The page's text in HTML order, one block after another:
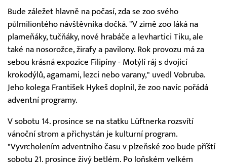
Bude záležet hlavně na počasí, zda se zoo svého
půlmiliontého návštěvníka dočká. "V zimě zoo láká na
plameňáky, tučňáky, nové hrabáče a levhartici Tiku, ale
také na nosorožce, žirafy a pavilony. Rok provozu má za
sebou krásná expozice Filipíny - Motýlí ráj s dvojicí
krokodýlů, agamami, lezci nebo varany," uvedl Vobruba.
Jeho kolega František Hykeš doplnil, že zoo navíc pořádá
adventní programy.
V sobotu 14. prosince se na statku Lüftnerka rozsvítí
vánoční strom a přichystán je kulturní program.
"Vyvrcholením adventního času v plzeňské zoo bude příští
sobotu 21. prosince živý betlém. Po loňském velkém